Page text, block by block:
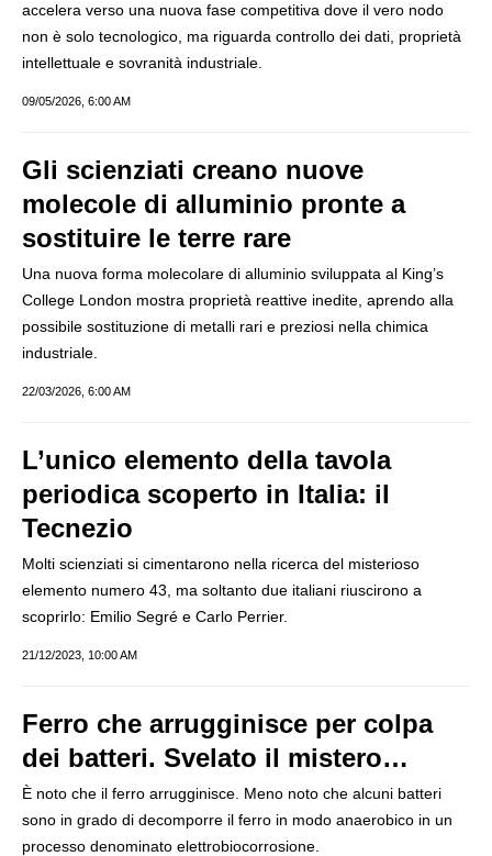
accelera verso una nuova fase competitiva dove il vero nodo
non è solo tecnologico, ma riguarda controllo dei dati, proprietà
intellettuale e sovranità industriale.
09/05/2026, 6:00 AM
Gli scienziati creano nuove
molecole di alluminio pronte a
sostituire le terre rare
Una nuova forma molecolare di alluminio sviluppata al King’s
College London mostra proprietà reattive inedite, aprendo alla
possibile sostituzione di metalli rari e preziosi nella chimica
industriale.
22/03/2026, 6:00 AM
L’unico elemento della tavola
periodica scoperto in Italia: il
Tecnezio
Molti scienziati si cimentarono nella ricerca del misterioso
elemento numero 43, ma soltanto due italiani riuscirono a
scoprirlo: Emilio Segré e Carlo Perrier.
21/12/2023, 10:00 AM
Ferro che arrugginisce per colpa
dei batteri. Svelato il mistero…
È noto che il ferro arrugginisce. Meno noto che alcuni batteri
sono in grado di decomporre il ferro in modo anaerobico in un
processo denominato elettrobiocorrosione.